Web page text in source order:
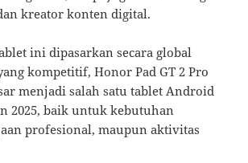
kreator konten digital.
ini dipasarkan secara global
kompetitif, Honor Pad GT 2 Pro
menjadi salah satu tablet Android
2025, baik untuk kebutuhan
profesional, maupun aktivitas